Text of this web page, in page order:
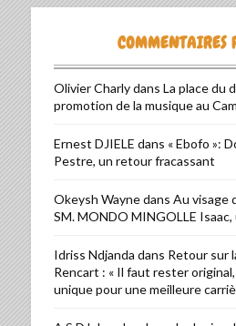
COMMENTAIRES
Olivier Charlydans La place du
promotion de la musique au
Ernest DJIELE dans « Ebofo »:
Pestre, un retour fracassant
Okeysh Waynedans Au visage
SM. MONDO MINGOLLE
Idriss Ndjanda dans Retour sur
Rencart : « Il faut rester
unique pour une meilleure